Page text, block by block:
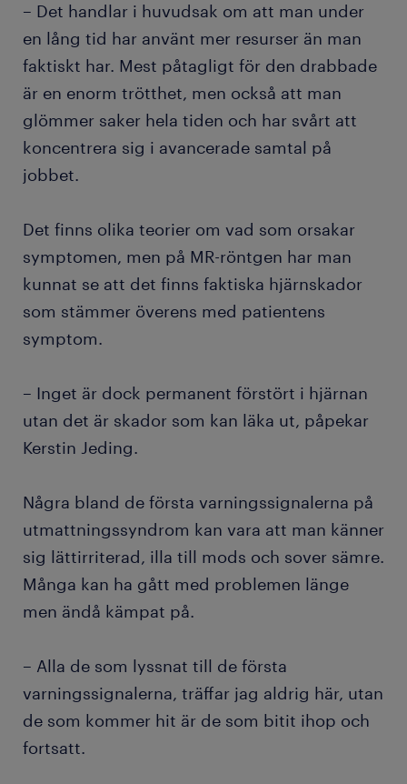
– Det handlar i huvudsak om att man under
en lång tid har använt mer resurser än man
faktiskt har. Mest påtagligt för den drabbade
är en enorm trötthet, men också att man
glömmer saker hela tiden och har svårt att
koncentrera sig i avancerade samtal på
jobbet.
Det finns olika teorier om vad som orsakar
symptomen, men på MR-röntgen har man
kunnat se att det finns faktiska hjärnskador
som stämmer överens med patientens
symptom.
– Inget är dock permanent förstört i hjärnan
utan det är skador som kan läka ut, påpekar
Kerstin Jeding.
Några bland de första varningssignalerna på
utmattningssyndrom kan vara att man känner
sig lättirriterad, illa till mods och sover sämre.
Många kan ha gått med problemen länge
men ändå kämpat på.
– Alla de som lyssnat till de första
varningssignalerna, träffar jag aldrig här, utan
de som kommer hit är de som bitit ihop och
fortsatt.